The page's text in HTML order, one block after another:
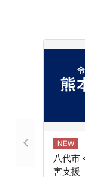
八代市
害支援